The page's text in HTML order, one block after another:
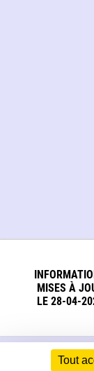
Tout
MISES À
LE 28-04-